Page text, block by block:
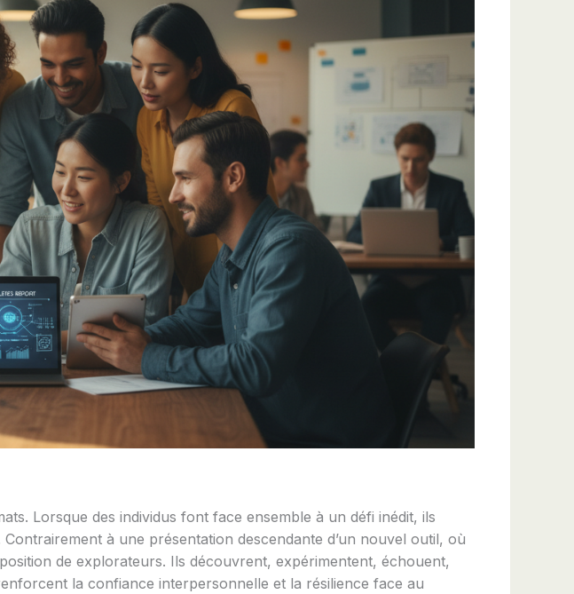
Lorsque des individus font face ensemble à un défi inédit, ils
à une présentation descendante d’un nouvel outil, où
de explorateurs. Ils découvrent, expérimentent, échouent,
la confiance interpersonnelle et la résilience face au